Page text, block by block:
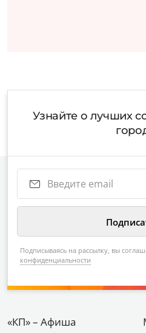
Узнайте о лучших
Подписываясь на рассылку, вы
конфиденциальности
«КП» – Афиша